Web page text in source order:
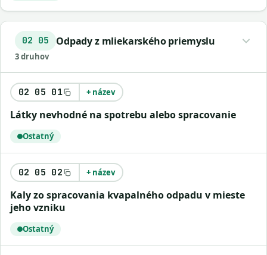
02 05 Odpady z mliekarského priemyslu
3 druhov
02 05 01 + název
látky nevhodné na spotrebu alebo spracovanie
Ostatný
02 05 02 + název
kaly zo spracovania kvapalného odpadu v mieste
jeho vzniku
Ostatný